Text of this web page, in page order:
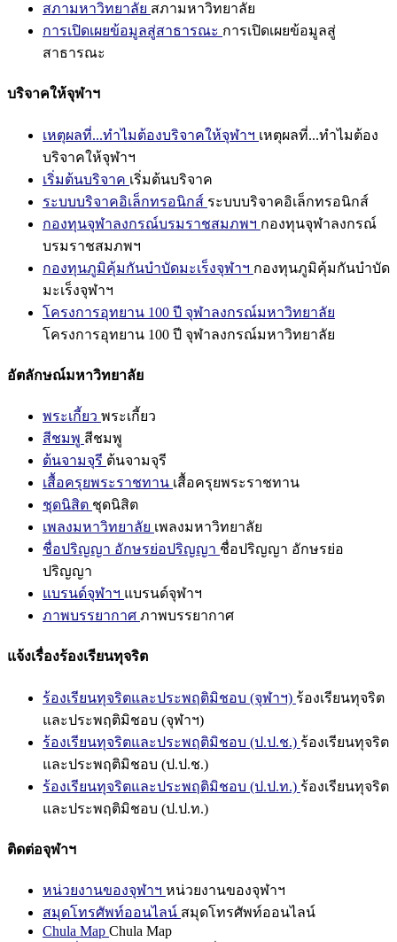
สภามหาวิทยาลัย สภามหาวิทยาลัย
การเปิดเผยข้อมูลสู่สาธารณะ การเปิดเผยข้อมูลสู่
สาธารณะ
บริจาคให้จุฬาฯ
เหตุผลที่...ทำไมต้องบริจาคให้จุฬาฯ เหตุผลที่...ทำไมต้อง
บริจาคให้จุฬาฯ
เริ่มต้นบริจาค เริ่มต้นบริจาค
ระบบบริจาคอิเล็กทรอนิกส์ ระบบบริจาคอิเล็กทรอนิกส์
กองทุนจุฬาลงกรณ์บรมราชสมภพฯ กองทุนจุฬาลงกรณ์
บรมราชสมภพฯ
กองทุนภูมิคุ้มกันบำบัดมะเร็งจุฬาฯ กองทุนภูมิคุ้มกันบำบัด
มะเร็งจุฬาฯ
โครงการอุทยาน 100 ปี จุฬาลงกรณ์มหาวิทยาลัย
โครงการอุทยาน 100 ปี จุฬาลงกรณ์มหาวิทยาลัย
อัตลักษณ์มหาวิทยาลัย
พระเกี้ยว พระเกี้ยว
สีชมพู สีชมพู
ต้นจามจุรี ต้นจามจุรี
เสื้อครุยพระราชทาน เสื้อครุยพระราชทาน
ชุดนิสิต ชุดนิสิต
เพลงมหาวิทยาลัย เพลงมหาวิทยาลัย
ชื่อปริญญา อักษรย่อปริญญา ชื่อปริญญา อักษรย่อ
ปริญญา
แบรนด์จุฬาฯ แบรนด์จุฬาฯ
ภาพบรรยากาศ ภาพบรรยากาศ
แจ้งเรื่องร้องเรียนทุจริต
ร้องเรียนทุจริตและประพฤติมิชอบ (จุฬาฯ) ร้องเรียนทุจริต
และประพฤติมิชอบ (จุฬาฯ)
ร้องเรียนทุจริตและประพฤติมิชอบ (ป.ป.ช.) ร้องเรียนทุจริต
และประพฤติมิชอบ (ป.ป.ช.)
ร้องเรียนทุจริตและประพฤติมิชอบ (ป.ป.ท.) ร้องเรียนทุจริต
และประพฤติมิชอบ (ป.ป.ท.)
ติดต่อจุฬาฯ
หน่วยงานของจุฬาฯ หน่วยงานของจุฬาฯ
สมุดโทรศัพท์ออนไลน์ สมุดโทรศัพท์ออนไลน์
Chula Map Chula Map